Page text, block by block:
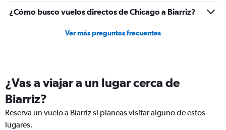
¿Cómo busco vuelos directos de Chicago a Biarriz?
Ver más preguntas frecuentes
¿Vas a viajar a un lugar cerca de
Biarriz?
Reserva un vuelo a Biarriz si planeas visitar alguno de estos
lugares.